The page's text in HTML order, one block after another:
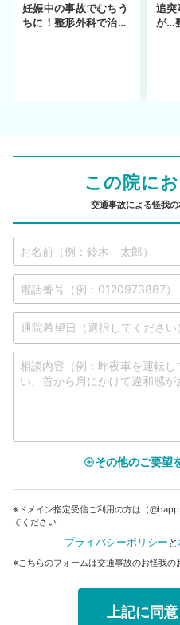
妊娠中の事故でむちう
ちに！整形外科で治療
追突
が…
この院に
交通事故による怪我
add_circle_outlineその他のご要望
※ドメイン指定受信ご利用の方は（
てください
プライバシーポリシーと
※こちらのフォームは交通事故のお怪我の